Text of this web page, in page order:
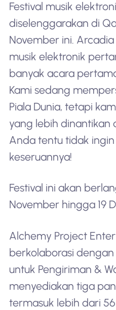
Festival musik
diselenggarakan di
November ini.
musik elektronik
banyak acara
Kami sedang
Piala Dunia, tetapi
yang lebih dinantikan
Anda tentu tidak
keseruannya!
Festival ini akan
November hingga 19
Alchemy Project
berkolaborasi
untuk Pengiriman &
menyediakan tiga
termasuk lebih dari